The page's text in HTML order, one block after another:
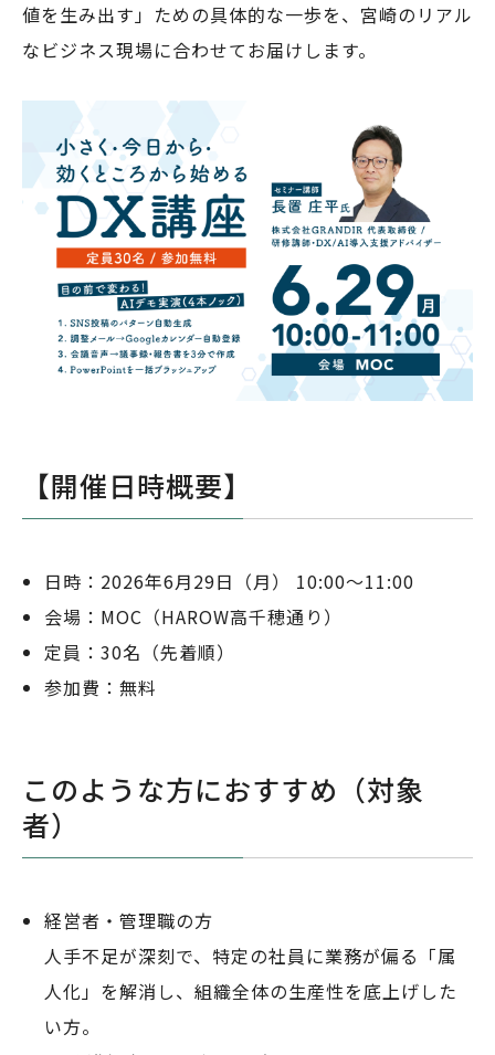
値を生み出す」ための具体的な一歩を、宮崎のリアル
なビジネス現場に合わせてお届けします。
【開催日時概要】
日時：2026年6月29日（月） 10:00〜11:00
会場：MOC（HAROW高千穂通り）
定員：30名（先着順）
参加費：無料
このような方におすすめ（対象
者）
経営者・管理職の方
人手不足が深刻で、特定の社員に業務が偏る「属
人化」を解消し、組織全体の生産性を底上げした
い方。